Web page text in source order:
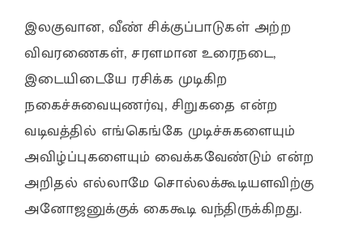
இலகுவான, வீண் சிக்குப்பாடுகள் அற்ற
விவரணைகள், சரளமான உரைநடை,
இடையிடையே ரசிக்க முடிகிற
நகைச்சுவையுணர்வு, சிறுகதை என்ற
வடிவத்தில் எங்கெங்கே முடிச்சுகளையும்
அவிழ்ப்புகளையும் வைக்கவேண்டும் என்ற
அறிதல் எல்லாமே சொல்லக்கூடியளவிற்கு
அனோஜனுக்குக் கைகூடி வந்திருக்கிறது.